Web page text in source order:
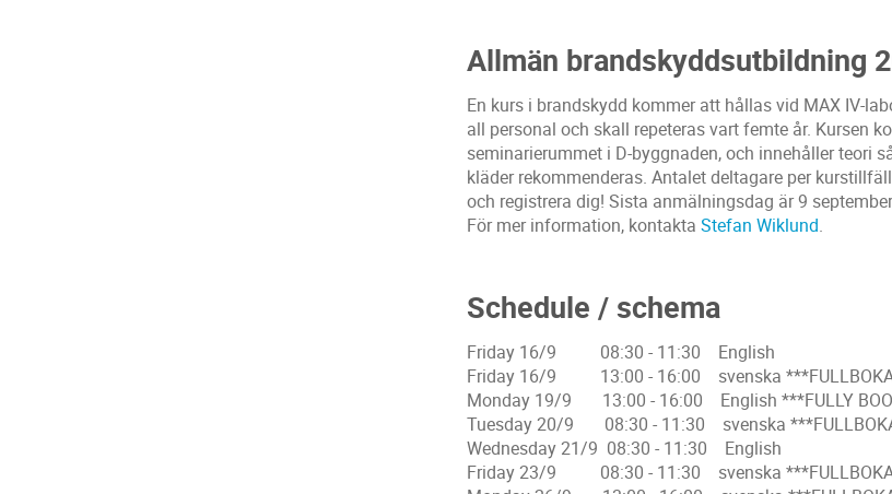
Allmän brandskyddsutbildning
En kurs i brandskydd kommer att hållas vid MAX IV-
all personal och skall repeteras vart femte år. Kursen
seminarierummet i D-byggnaden, och innehåller teori
kläder rekommenderas. Antalet deltagare per
och registrera dig! Sista anmälningsdag är 9
För mer information, kontakta Stefan Wiklund.
Schedule / schema
Friday 16/9 08:30 - 11:30 English
Friday 16/9 13:00 - 16:00 svenska
Monday 19/9 13:00 - 16:00 English ***FULLY
Tuesday 20/9 08:30 - 11:30 svenska
Wednesday 21/9 08:30 - 11:30 English
Friday 23/9 08:30 - 11:30 svenska